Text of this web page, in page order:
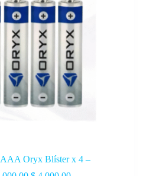
AAA Oryx Blíster x 4 –